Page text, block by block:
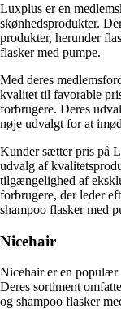
Luxplus er en
skønhedsprodukter.
produkter, herunder
flasker med pumpe.
Med deres
kvalitet til favorable
forbrugere. Deres
nøje udvalgt for at
Kunder sætter pris på
udvalg af
tilgængelighed af
forbrugere, der leder
shampoo flasker med
Nicehair
Nicehair er en populær
Deres sortiment
og shampoo flasker